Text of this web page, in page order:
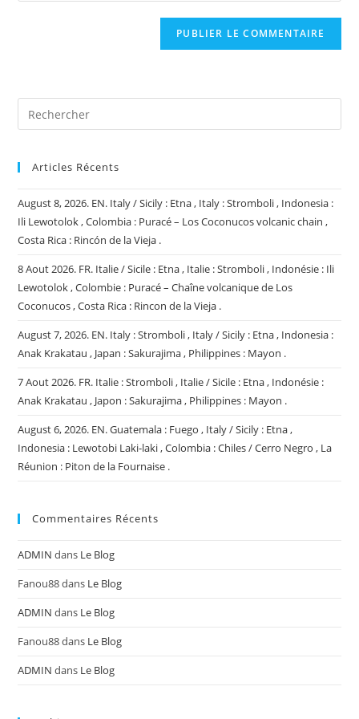
Articles Récents
August 8, 2026. EN. Italy / Sicily : Etna , Italy : Stromboli , Indonesia :
Ili Lewotolok , Colombia : Puracé – Los Coconucos volcanic chain ,
Costa Rica : Rincón de la Vieja .
8 Aout 2026. FR. Italie / Sicile : Etna , Italie : Stromboli , Indonésie : Ili
Lewotolok , Colombie : Puracé – Chaîne volcanique de Los
Coconucos , Costa Rica : Rincon de la Vieja .
August 7, 2026. EN. Italy : Stromboli , Italy / Sicily : Etna , Indonesia :
Anak Krakatau , Japan : Sakurajima , Philippines : Mayon .
7 Aout 2026. FR. Italie : Stromboli , Italie / Sicile : Etna , Indonésie :
Anak Krakatau , Japon : Sakurajima , Philippines : Mayon .
August 6, 2026. EN. Guatemala : Fuego , Italy / Sicily : Etna ,
Indonesia : Lewotobi Laki-laki , Colombia : Chiles / Cerro Negro , La
Réunion : Piton de la Fournaise .
Commentaires Récents
ADMIN dans Le Blog
Fanou88dans Le Blog
ADMIN dans Le Blog
Fanou88dans Le Blog
ADMIN dans Le Blog